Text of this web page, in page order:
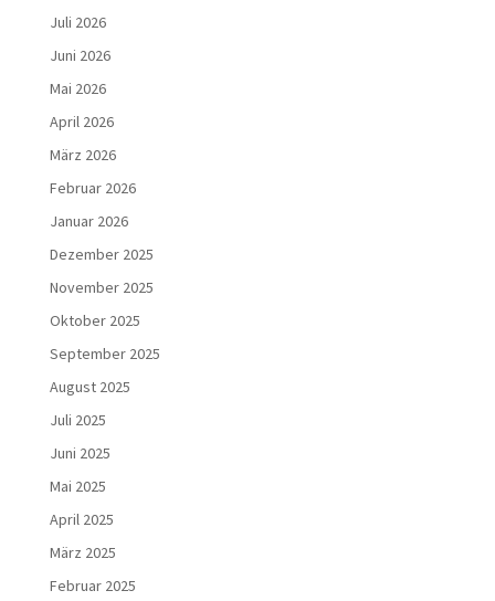
Juli 2026
Juni 2026
Mai 2026
April 2026
März 2026
Februar 2026
Januar 2026
Dezember 2025
November 2025
Oktober 2025
September 2025
August 2025
Juli 2025
Juni 2025
Mai 2025
April 2025
März 2025
Februar 2025